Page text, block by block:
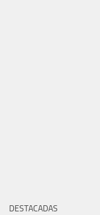
DESTACADAS